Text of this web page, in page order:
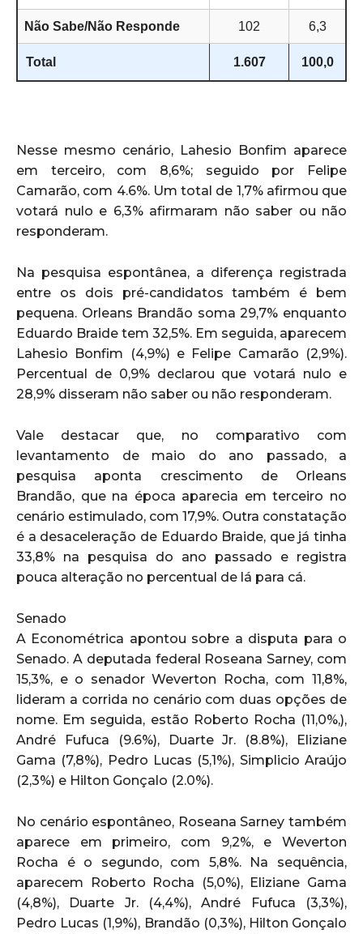
Não Sabe/Não Responde 102 6,3
Total 1.607 100,0
Nesse mesmo cenário, Lahesio Bonfim aparece
em terceiro, com 8,6%; seguido por Felipe
Camarão, com 4.6%. Um total de 1,7% afirmou que
votará nulo e 6,3% afirmaram não saber ou não
responderam.
Na pesquisa espontânea, a diferença registrada
entre os dois pré-candidatos também é bem
pequena. Orleans Brandão soma 29,7% enquanto
Eduardo Braide tem 32,5%. Em seguida, aparecem
Lahesio Bonfim (4,9%) e Felipe Camarão (2,9%).
Percentual de 0,9% declarou que votará nulo e
28,9% disseram não saber ou não responderam.
Vale destacar que, no comparativo com
levantamento de maio do ano passado, a
pesquisa aponta crescimento de Orleans
Brandão, que na época aparecia em terceiro no
cenário estimulado, com 17,9%. Outra constatação
é a desaceleração de Eduardo Braide, que já tinha
33,8% na pesquisa do ano passado e registra
pouca alteração no percentual de lá para cá.
Senado
A Econométrica apontou sobre a disputa para o
Senado. A deputada federal Roseana Sarney, com
15,3%, e o senador Weverton Rocha, com 11,8%,
lideram a corrida no cenário com duas opções de
nome. Em seguida, estão Roberto Rocha (11,0%,),
André Fufuca (9.6%), Duarte Jr. (8.8%), Eliziane
Gama (7,8%), Pedro Lucas (5,1%), Simplicio Araújo
(2,3%) e Hilton Gonçalo (2.0%).
No cenário espontâneo, Roseana Sarney também
aparece em primeiro, com 9,2%, e Weverton
Rocha é o segundo, com 5,8%. Na sequência,
aparecem Roberto Rocha (5,0%), Eliziane Gama
(4,8%), Duarte Jr. (4,4%), André Fufuca (3,3%),
Pedro Lucas (1,9%), Brandão (0,3%), Hilton Gonçalo